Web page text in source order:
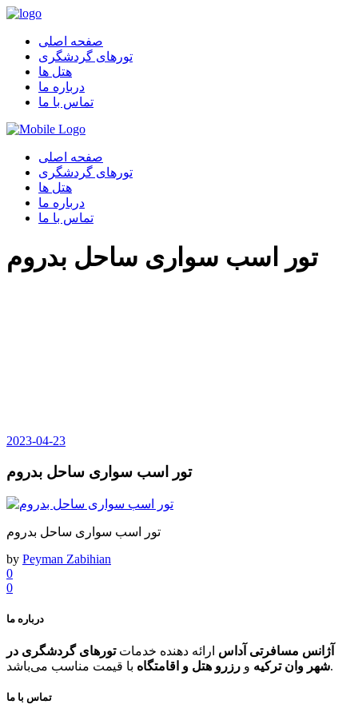
صفحه اصلی
تورهای گردشگری
هتل ها
درباره ما
تماس با ما
صفحه اصلی
تورهای گردشگری
هتل ها
درباره ما
تماس با ما
تور اسب سواری ساحل بدروم
2023-04-23
تور اسب سواری ساحل بدروم
تور اسب سواری ساحل بدروم
by Peyman Zabihian
0
0
درباره ما
آژانس مسافرتی آداس ارائه دهنده خدماتتورهای گردشگری در
شهر وان ترکیه و رزرو هتل و اقامتگاه با قیمت مناسب می‌باشد.
تماس با ما